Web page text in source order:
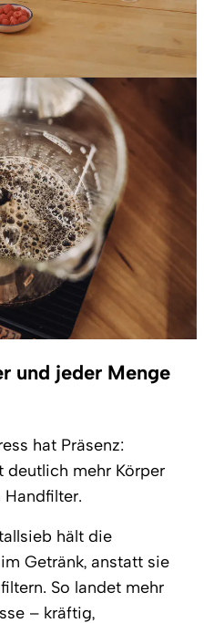
und jeder Menge
hat Präsenz:
deutlich mehr Körper
Handfilter.
hält die
Getränk, anstatt sie
So landet mehr
– kräftig,